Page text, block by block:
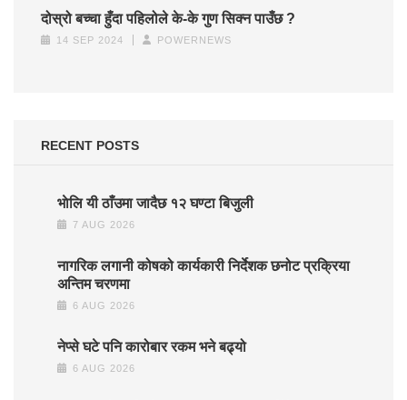
दोस्रो बच्चा हुँदा पहिलोले के-के गुण सिक्न पाउँछ ?
14 SEP 2024 POWERNEWS
RECENT POSTS
भाेलि यी ठाँउमा जादैछ १२ घण्टा बिजुली
7 AUG 2026
नागरिक लगानी कोषको कार्यकारी निर्देशक छनोट प्रक्रिया
अन्तिम चरणमा
6 AUG 2026
नेप्से घटे पनि कारोबार रकम भने बढ्यो
6 AUG 2026